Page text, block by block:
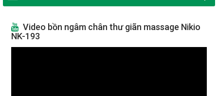
Video bồn ngâm chân thư giãn massage Nikio
NK-193